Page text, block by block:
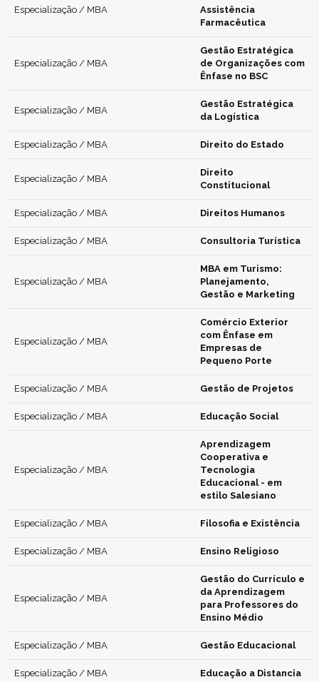
Especialização / MBA
Assistência
Farmacêutica
Especialização / MBA
Gestão Estratégica
de Organizações com
Ênfase no BSC
Especialização / MBA
Gestão Estratégica
da Logística
Especialização / MBA Direito do Estado
Especialização / MBA
Direito
Constitucional
Especialização / MBA Direitos Humanos
Especialização / MBA Consultoria Turística
Especialização / MBA
MBA em Turismo:
Planejamento,
Gestão e Marketing
Especialização / MBA
Comércio Exterior
com Ênfase em
Empresas de
Pequeno Porte
Especialização / MBA Gestão de Projetos
Especialização / MBA Educação Social
Especialização / MBA
Aprendizagem
Cooperativa e
Tecnologia
Educacional - em
estilo Salesiano
Especialização / MBA Filosofia e Existência
Especialização / MBA Ensino Religioso
Especialização / MBA
Gestão do Currículo e
da Aprendizagem
para Professores do
Ensino Médio
Especialização / MBA Gestão Educacional
Especialização / MBA Educação a Distancia